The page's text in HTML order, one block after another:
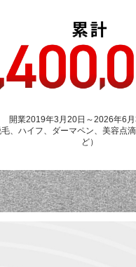
開業2019年3月20日～2026年6
毛、ハイフ、ダーマペン、美容点
ど）